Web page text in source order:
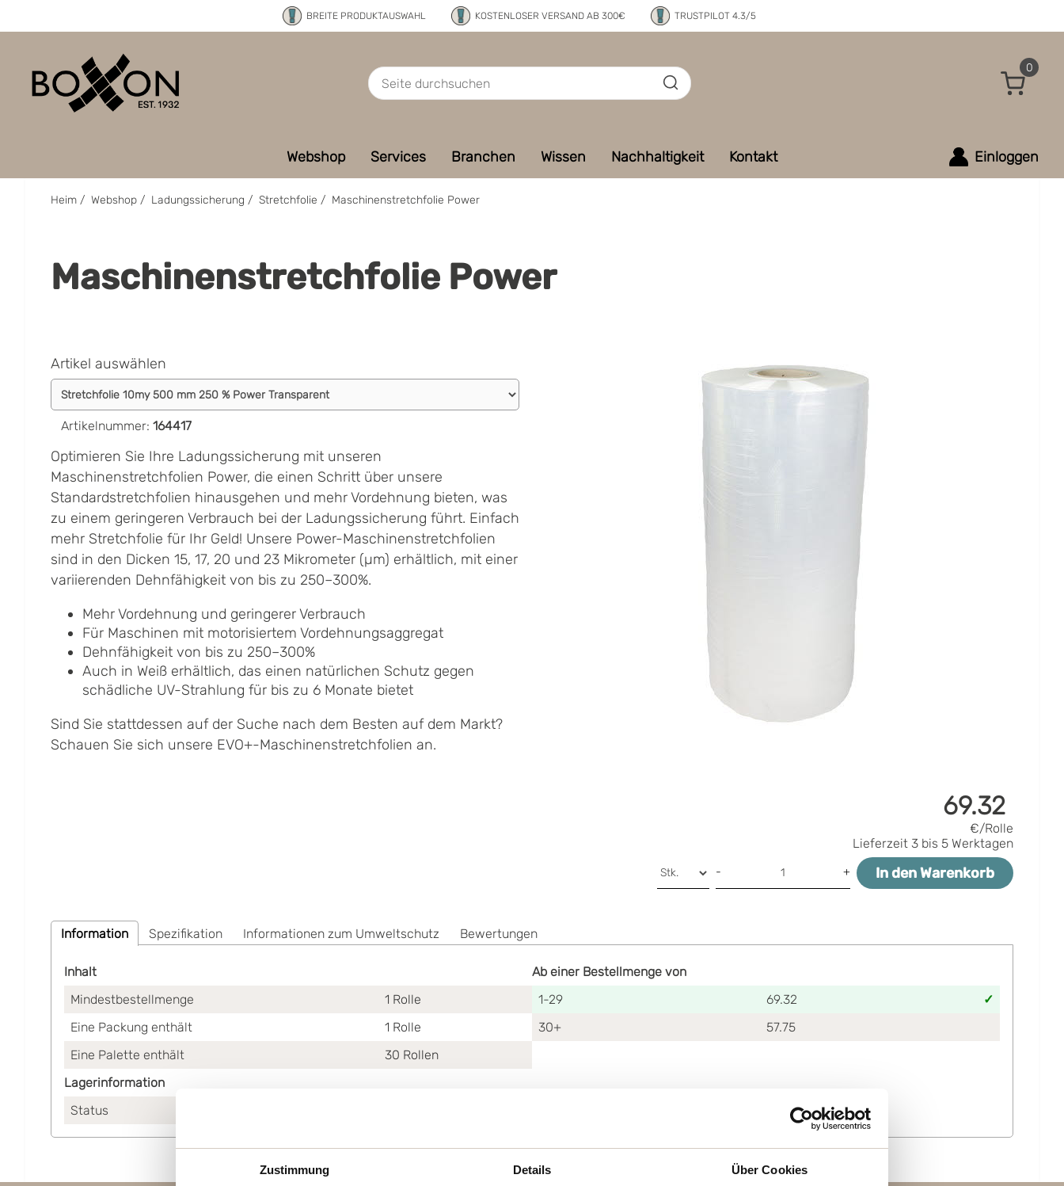
Zustimmung Details Über Cookies
BREITE PRODUKTAUSWAHL KOSTENLOSER VERSAND AB 300€ TRUSTPILOT 4.3/5
0
Webshop Services Branchen Wissen Nachhaltigkeit Kontakt Einloggen
Heim / Webshop / Ladungssicherung / Stretchfolie / Maschinenstretchfolie Power
Maschinenstretchfolie Power
Artikel auswählen
Artikelnummer: 164417
Optimieren Sie Ihre Ladungssicherung mit unseren
Maschinenstretchfolien Power, die einen Schritt über unsere
Standardstretchfolien hinausgehen und mehr Vordehnung bieten, was
zu einem geringeren Verbrauch bei der Ladungssicherung führt. Einfach
mehr Stretchfolie für Ihr Geld! Unsere Power-Maschinenstretchfolien
sind in den Dicken 15, 17, 20 und 23 Mikrometer (µm) erhältlich, mit einer
variierenden Dehnfähigkeit von bis zu 250–300%.
Mehr Vordehnung und geringerer Verbrauch
Für Maschinen mit motorisiertem Vordehnungsaggregat
Dehnfähigkeit von bis zu 250–300%
Auch in Weiß erhältlich, das einen natürlichen Schutz gegen
schädliche UV-Strahlung für bis zu 6 Monate bietet
Sind Sie stattdessen auf der Suche nach dem Besten auf dem Markt?
Schauen Sie sich unsere EVO+-Maschinenstretchfolien an.
69.32
€/Rolle
Lieferzeit 3 bis 5 Werktagen
- + In den Warenkorb
Information Spezifikation Informationen zum Umweltschutz Bewertungen
Inhalt
Mindestbestellmenge
1 Rolle
Eine Packung enthält
1 Rolle
Eine Palette enthält
30 Rollen
Ab einer Bestellmenge von
1-29
69.32
30+
57.75
Lagerinformation
Status